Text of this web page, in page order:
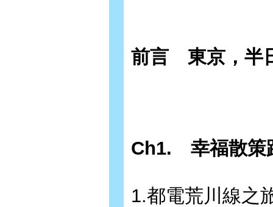
前言 東京，半
Ch1. 幸福散策
1.都電荒川線之